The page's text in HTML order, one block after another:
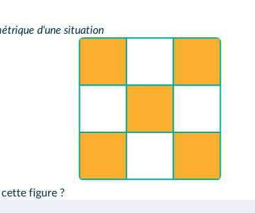
d'une situation
figure ?